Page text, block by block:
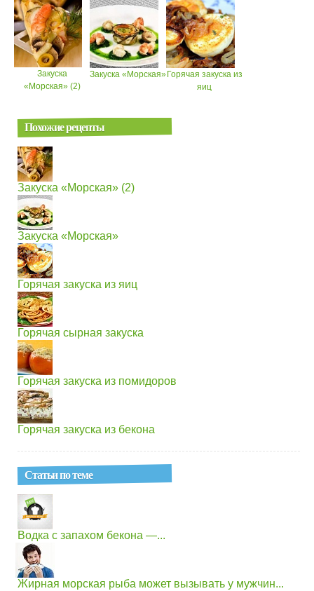
Закуска
«Морская» (2)
Закуска «Морская»Горячая закуска из
яиц
Похожие рецепты
Закуска «Морская» (2)
Закуска «Морская»
Горячая закуска из яиц
Горячая сырная закуска
Горячая закуска из помидоров
Горячая закуска из бекона
Статьи по теме
Водка с запахом бекона —...
Жирная морская рыба может вызывать у мужчин...